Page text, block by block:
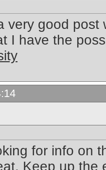
very good
I have the
for info on
Keep up the